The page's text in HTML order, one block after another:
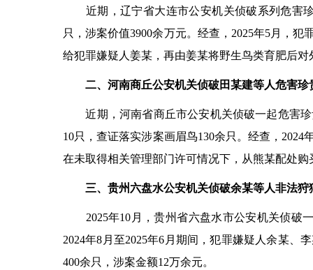
近期，辽宁省大连市公安机关侦破系列危害珍
只，涉案价值3900余万元。经查，2025年5月，
给犯罪嫌疑人姜某，再由姜某将野生鸟类育肥后对
二、河南商丘公安机关侦破田某建等人危害珍
近期，河南省商丘市公安机关侦破一起危害珍
10只，查证落实涉案画眉鸟130余只。经查，
在未取得相关管理部门许可情况下，从熊某配处
三、贵州六盘水公安机关侦破余某等人非法狩
2025年10月，贵州省六盘水市公安机关侦破一
2024年8月至2025年6月期间，犯罪嫌疑人余某、
400余只，涉案金额12万余元。